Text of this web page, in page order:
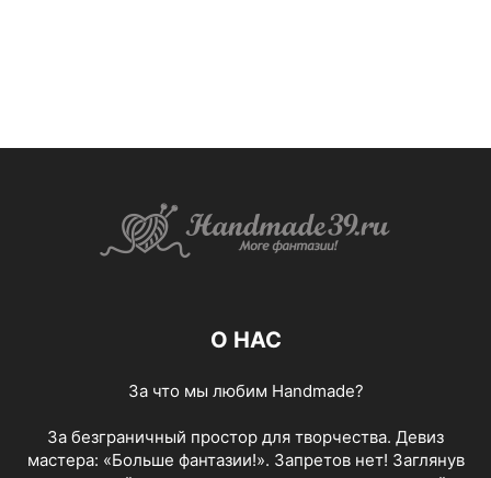
О НАС
За что мы любим Handmade?
За безграничный простор для творчества. Девиз
мастера: «Больше фантазии!». Запретов нет! Заглянув